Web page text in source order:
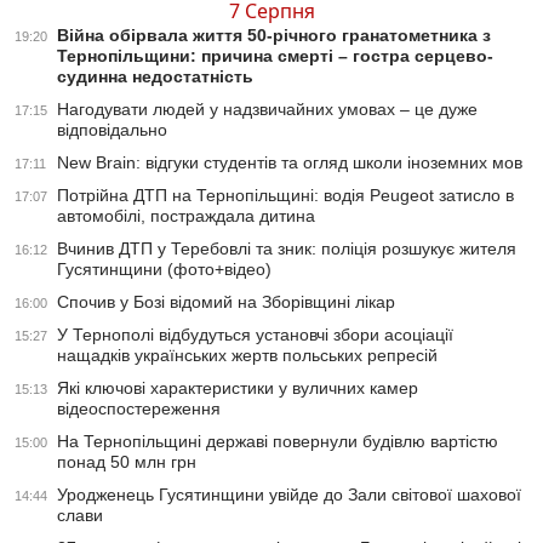
7 Серпня
19:20
Війна обірвала життя 50-річного гранатометника з
Тернопільщини: причина смерті – гостра серцево-
судинна недостатність
17:15
Нагодувати людей у надзвичайних умовах – це дуже
відповідально
17:11 New Brain: відгуки студентів та огляд школи іноземних мов
17:07
Потрійна ДТП на Тернопільщині: водія Peugeot затисло в
автомобілі, постраждала дитина
16:12
Вчинив ДТП у Теребовлі та зник: поліція розшукує жителя
Гусятинщини (фото+відео)
16:00 Спочив у Бозі відомий на Зборівщині лікар
15:27
У Тернополі відбудуться установчі збори асоціації
нащадків українських жертв польських репресій
15:13
Які ключові характеристики у вуличних камер
відеоспостереження
15:00
На Тернопільщині державі повернули будівлю вартістю
понад 50 млн грн
14:44
Уродженець Гусятинщини увійде до Зали світової шахової
слави